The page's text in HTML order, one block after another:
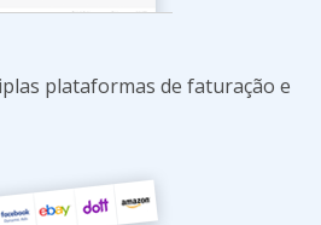
plataformas de faturação e